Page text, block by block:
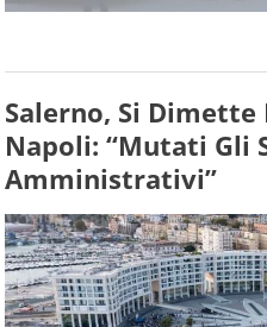
Salerno, Si Dimette
Napoli: “Mutati Gli
Amministrativi”